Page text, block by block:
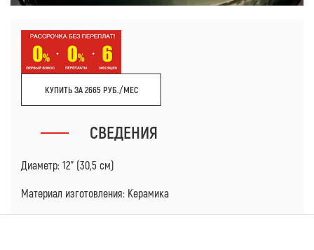
КУПИТЬ ЗА 2665 РУБ./МЕС
СВЕДЕНИЯ
Диаметр: 12" (30,5 см)
Материал изготовления: Керамика